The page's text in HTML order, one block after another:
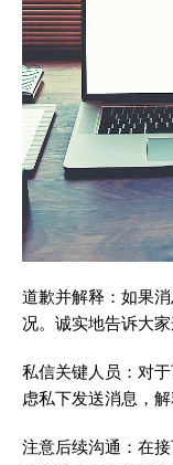
道歉并解释：如果
况。诚实地告诉大
私信关键人员：对
虑私下发送消息，
注意后续沟通：在